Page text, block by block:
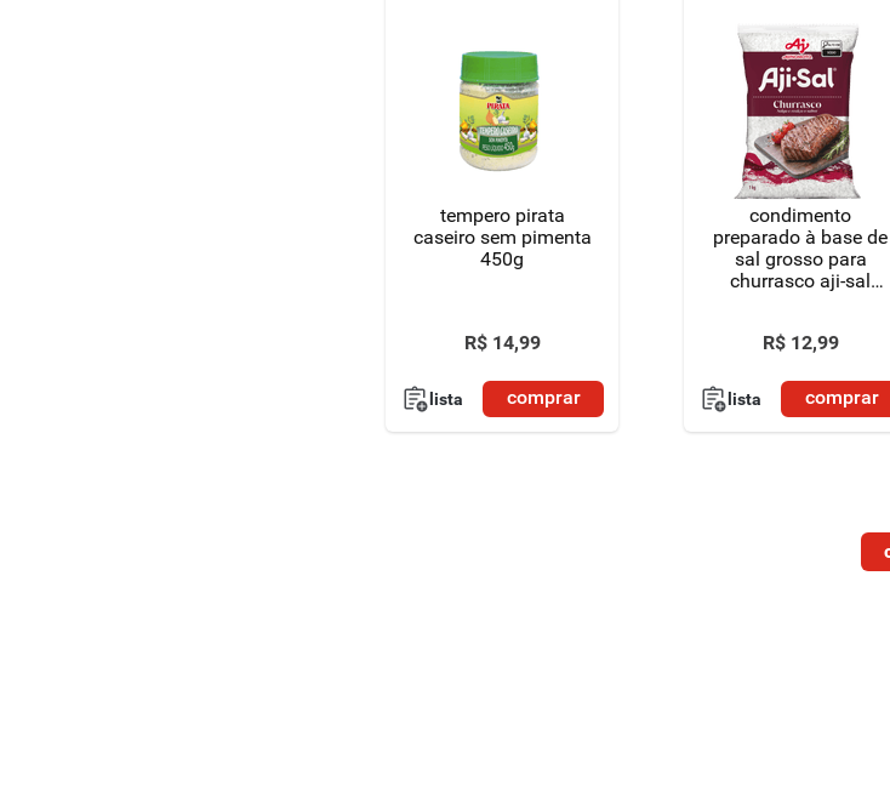
tempero pirata
caseiro sem pimenta
450g
R$ 14,99
lista comprar
condimento
preparado à base de
sal grosso para
churrasco aji-sal
R$ 12,99
lista comprar